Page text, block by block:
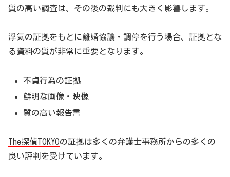
質の高い調査は、その後の裁判にも大きく影響します。
浮気の証拠をもとに離婚協議・調停を行う場合、証拠とな
る資料の質が非常に重要となります。
不貞行為の証拠
鮮明な画像・映像
質の高い報告書
The探偵TOKYOの証拠は多くの弁護士事務所からの多くの
良い評判を受けています。